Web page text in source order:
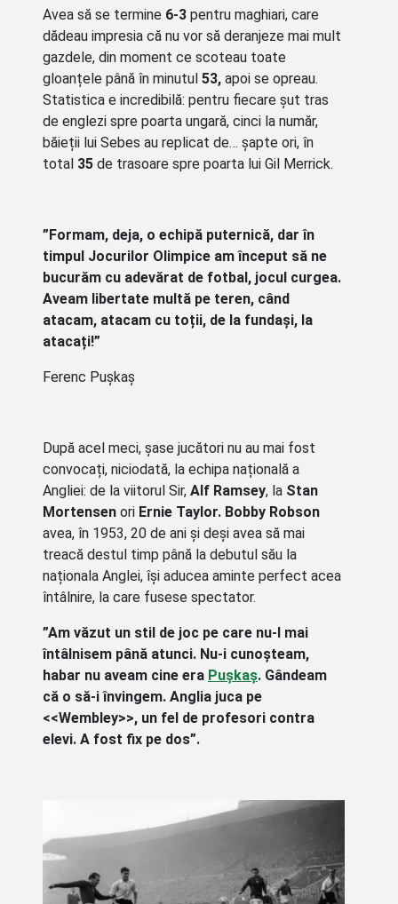
Avea să se termine 6-3 pentru maghiari, care
dădeau impresia că nu vor să deranjeze mai mult
gazdele, din moment ce scoteau toate
gloanțele până în minutul 53, apoi se opreau.
Statistica e incredibilă: pentru fiecare șut tras
de englezi spre poarta ungară, cinci la număr,
băieții lui Sebes au replicat de… șapte ori, în
total 35 de trasoare spre poarta lui Gil Merrick.
”Formam, deja, o echipă puternică, dar în
timpul Jocurilor Olimpice am început să ne
bucurăm cu adevărat de fotbal, jocul curgea.
Aveam libertate multă pe teren, când
atacam, atacam cu toții, de la fundași, la
atacați!”
Ferenc Pușkaș
După acel meci, șase jucători nu au mai fost
convocați, niciodată, la echipa națională a
Angliei: de la viitorul Sir, Alf Ramsey, la Stan
Mortensen ori Ernie Taylor. Bobby Robson
avea, în 1953, 20 de ani și deși avea să mai
treacă destul timp până la debutul său la
naționala Anglei, își aducea aminte perfect acea
întâlnire, la care fusese spectator.
”Am văzut un stil de joc pe care nu-l mai
întâlnisem până atunci. Nu-i cunoșteam,
habar nu aveam cine era Pușkaș. Gândeam
că o să-i învingem. Anglia juca pe
<<Wembley>>, un fel de profesori contra
elevi. A fost fix pe dos”.